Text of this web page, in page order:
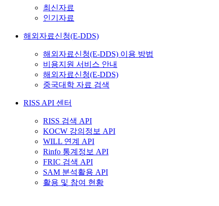
최신자료
인기자료
해외자료신청(E-DDS)
해외자료신청(E-DDS) 이용 방법
비용지원 서비스 안내
해외자료신청(E-DDS)
중국대학 자료 검색
RISS API 센터
RISS 검색 API
KOCW 강의정보 API
WILL 연계 API
Rinfo 통계정보 API
FRIC 검색 API
SAM 분석활용 API
활용 및 참여 현황